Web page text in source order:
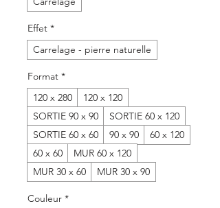
Effet *
Carrelage - pierre naturelle
Format *
120 x 280
120 x 120
SORTIE 90 x 90
SORTIE 60 x 120
SORTIE 60 x 60
90 x 90
60 x 120
60 x 60
MUR 60 x 120
MUR 30 x 60
MUR 30 x 90
Couleur *